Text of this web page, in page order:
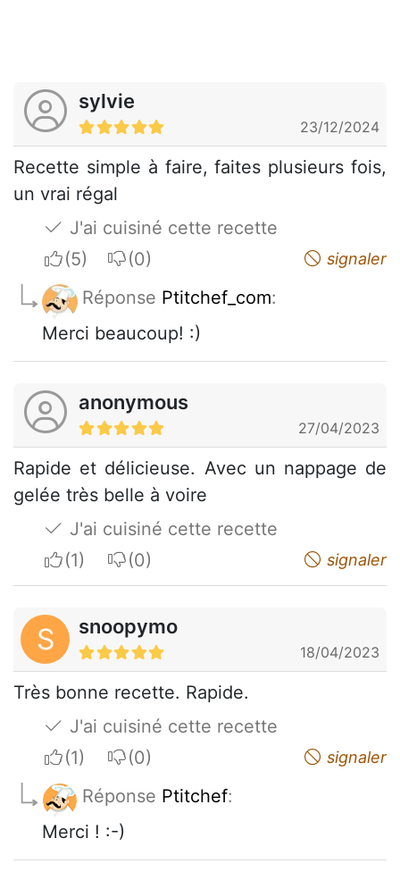
sylvie
23/12/2024
Recette simple à faire, faites plusieurs fois,
un vrai régal
J'ai cuisiné cette recette
I apreciateI do not appreciate signaler
Réponse Ptitchef_com:
Merci beaucoup! :)
anonymous
27/04/2023
Rapide et délicieuse. Avec un nappage de
gelée très belle à voire
J'ai cuisiné cette recette
I apreciateI do not appreciate signaler
S snoopymo
18/04/2023
Très bonne recette. Rapide.
J'ai cuisiné cette recette
I apreciateI do not appreciate signaler
Réponse Ptitchef:
Merci ! :-)